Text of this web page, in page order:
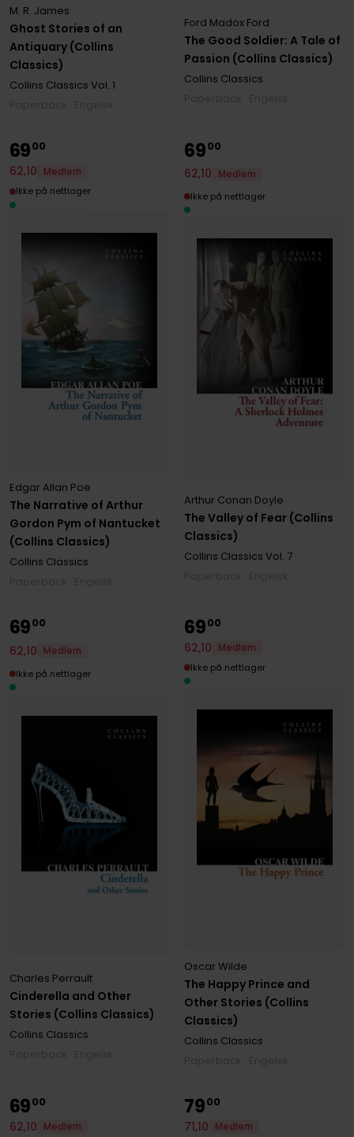
Ghost Stories of an
Antiquary (Collins
Classics)
M. R. James
Collins Classics Vol. 1
The Good Soldier: A Tale of
Passion (Collins Classics)
Ford Madox Ford
Collins Classics
The Narrative of Arthur
Gordon Pym of Nantucket
(Collins Classics)
Edgar Allan Poe
Collins Classics
6900
62,10
Medlem
Ikke på nettlager
The Valley of Fear (Collins
Classics)
Arthur Conan Doyle
Collins Classics Vol. 7
6900
62,10
Medlem
Ikke på nettlager
Cinderella and Other
Stories (Collins Classics)
Charles Perrault
Collins Classics
6900
62,10
Medlem
Ikke på nettlager
The Happy Prince and
Other Stories (Collins
Classics)
Oscar Wilde
Collins Classics
6900
62,10
Medlem
Ikke på nettlager
6900
62,10
Medlem
7900
71,10
Medlem